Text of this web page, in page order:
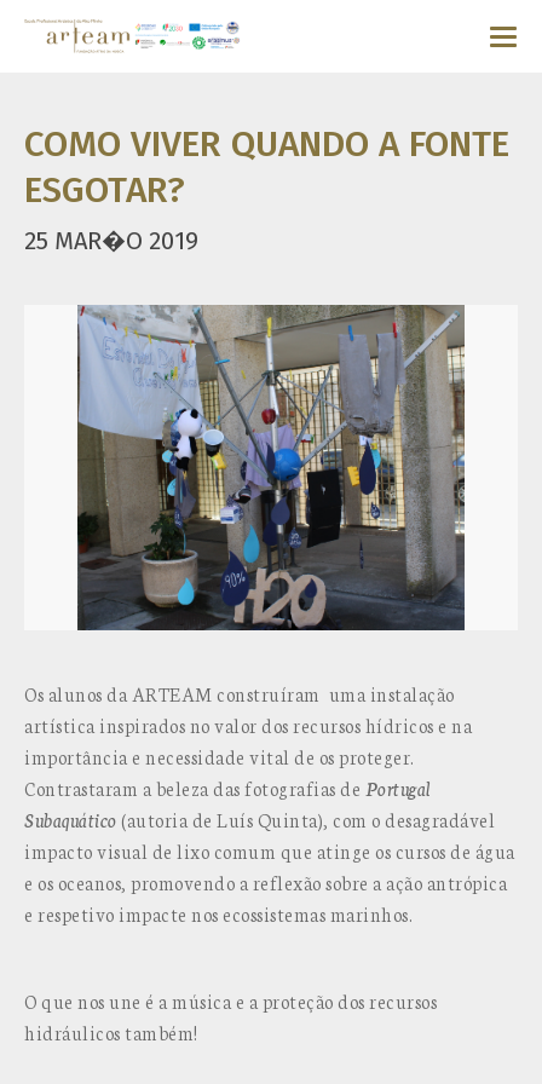
COMO VIVER QUANDO A FONTE
ESGOTAR?
25 MAR�O 2019
Os alunos da ARTEAM construíram uma instalação
artística inspirados no valor dos recursos hídricos e na
importância e necessidade vital de os proteger.
Contrastaram a beleza das fotografias de Portugal
Subaquático (autoria de Luís Quinta), com o desagradável
impacto visual de lixo comum que atinge os cursos de água
e os oceanos, promovendo a reflexão sobre a ação antrópica
e respetivo impacte nos ecossistemas marinhos.
O que nos une é a música e a proteção dos recursos
hidráulicos também!